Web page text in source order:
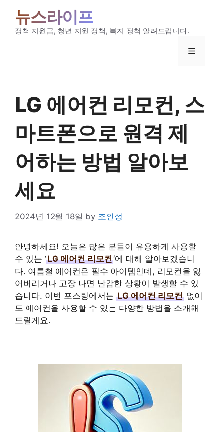
content
뉴스라이프
정책 지원금, 청년 지원 정책, 복지 정책 알려드립니다.
Menu
LG 에어컨 리모컨, 스
마트폰으로 원격 제
어하는 방법 알아보
세요
2024년 12월 18일 by 조인성
안녕하세요! 오늘은 많은 분들이 유용하게 사용할
수 있는 ‘LG 에어컨 리모컨‘에 대해 알아보겠습니
다. 여름철 에어컨은 필수 아이템인데, 리모컨을 잃
어버리거나 고장 나면 난감한 상황이 발생할 수 있
습니다. 이번 포스팅에서는 LG 에어컨 리모컨 없이
도 에어컨을 사용할 수 있는 다양한 방법을 소개해
드릴게요.